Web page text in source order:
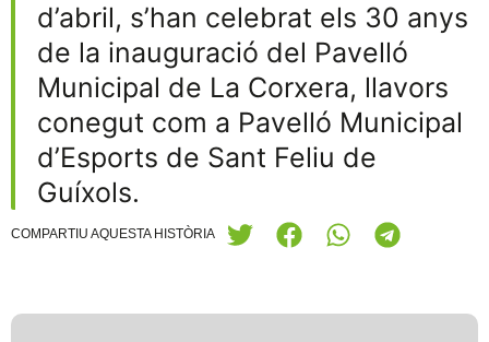
d’abril, s’han celebrat els 30 anys
de la inauguració del Pavelló
Municipal de La Corxera, llavors
conegut com a Pavelló Municipal
d’Esports de Sant Feliu de
Guíxols.
COMPARTIU AQUESTA HISTÒRIA